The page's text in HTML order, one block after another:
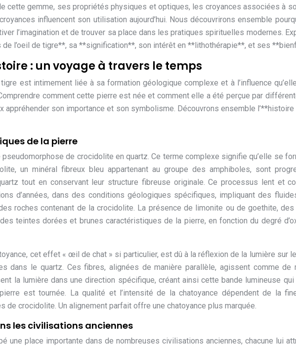
cette gemme, ses propriétés physiques et optiques, les croyances associées à
influencent son utilisation aujourd’hui. Nous découvrirons ensemble
l’imagination et de trouver sa place dans les pratiques spirituelles modernes.
l’oeil de tigre**, sa **signification**, son intérêt en **lithothérapie**, et ses
: un voyage à travers le temps
est intimement liée à sa formation géologique complexe et à l’influence
comment cette pierre est née et comment elle a été perçue par
appréhender son importance et son symbolisme. Découvrons ensemble l’**histoire
de la pierre
de crocidolite en quartz. Ce terme complexe signifie qu’elle se
un minéral fibreux bleu appartenant au groupe des amphiboles, sont
tout en conservant leur structure fibreuse originale. Ce processus lent et
d’années, dans des conditions géologiques spécifiques, impliquant des
roches contenant de la crocidolite. La présence de limonite ou de goethite,
teintes dorées et brunes caractéristiques de la pierre, en fonction du degré
cet effet « œil de chat » si particulier, est dû à la réflexion de la lumière sur
dans le quartz. Ces fibres, alignées de manière parallèle, agissent comme de
la lumière dans une direction spécifique, créant ainsi cette bande lumineuse
est tournée. La qualité et l’intensité de la chatoyance dépendent de la
de crocidolite. Un alignement parfait offre une chatoyance plus marquée.
les civilisations anciennes
une place importante dans de nombreuses civilisations anciennes, chacune lui